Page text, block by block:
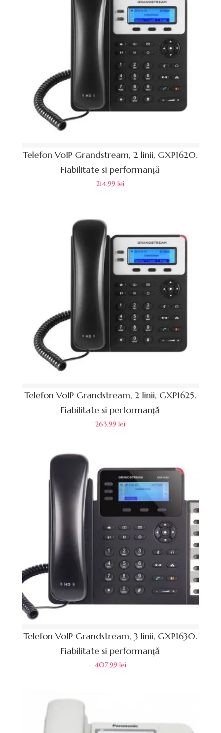
Telefon VoIP Grandstream, 2 linii, GXP1620.
Fiabilitate si performanță
214.99lei
Telefon VoIP Grandstream, 2 linii, GXP1625.
Fiabilitate si performanță
263.99lei
Telefon VoIP Grandstream, 3 linii, GXP1630.
Fiabilitate si performanță
407.99 lei